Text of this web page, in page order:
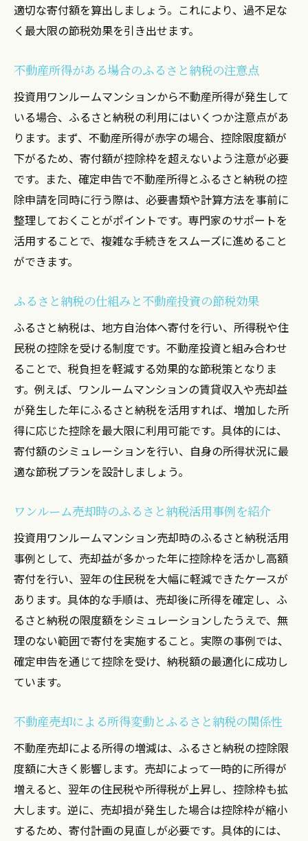
適切な寄付額を算出しましょう。これにより、過不足な
く最大限の節税効果を引き出せます。
不動産所得がある場合のふるさと納税の注意点
投資用ワンルームマンションから不動産所得が発生して
いる場合、ふるさと納税の利用にはいくつか注意点があ
ります。まず、不動産所得が赤字の場合、控除限度額が
下がるため、寄付額が控除枠を超えないよう注意が必要
です。また、確定申告で不動産所得とふるさと納税の控
除申請を同時に行う際は、必要書類や計算方法を事前に
整理しておくことがポイントです。専門家のサポートを
活用することで、複雑な手続きをスムーズに進めること
ができます。
ふるさと納税の仕組みと不動産投資の節税効果
ふるさと納税は、地方自治体へ寄付を行い、所得税や住
民税の控除を受ける制度です。不動産投資と組み合わせ
ることで、税負担を軽減する効果的な節税策となりま
す。例えば、ワンルームマンションの賃貸収入や売却益
が発生した年にふるさと納税を活用すれば、増加した所
得に応じた控除を最大限に利用可能です。具体的には、
寄付額のシミュレーションを行い、自身の所得状況に最
適な節税プランを設計しましょう。
ワンルーム売却時のふるさと納税活用事例を紹介
投資用ワンルームマンション売却時のふるさと納税活用
事例として、売却益が多かった年に控除枠を活かし高額
寄付を行い、翌年の住民税を大幅に軽減できたケースが
あります。具体的な手順は、売却後に所得を確定し、ふ
るさと納税の限度額をシミュレーションしたうえで、無
理のない範囲で寄付を実施すること。実際の事例では、
確定申告を通じて控除を受け、納税額の最適化に成功し
ています。
不動産売却による所得変動とふるさと納税の関係性
不動産売却による所得の増減は、ふるさと納税の控除限
度額に大きく影響します。売却によって一時的に所得が
増えると、翌年の住民税や所得税が上昇し、控除枠も拡
大します。逆に、売却損が発生した場合は控除枠が縮小
するため、寄付計画の見直しが必要です。具体的には、